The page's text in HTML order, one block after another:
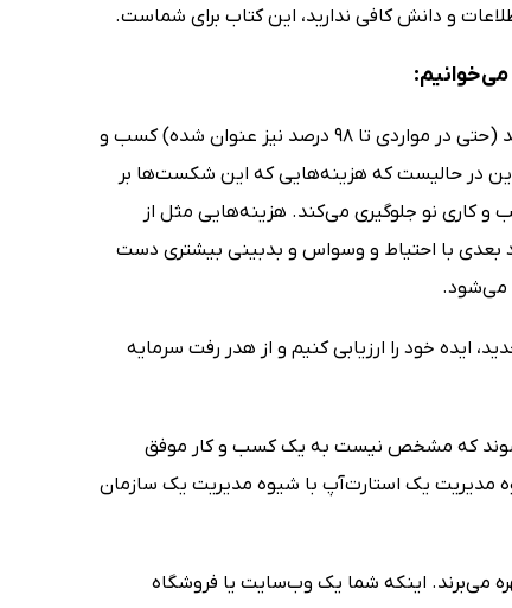
و دانش کافی ندارید، این کتاب برای شماست.
در اکثر تحقیقاتی که در خصوص استارت‌آپ‌ها صورت گرفته عموماً بین 70 تا 90 درصد (حتی در مواردی تا 98 درصد نیز عنوان شده) کسب و
شکست می‌خورند و این در حالیست که هزینه‌هایی که این شکست‌ها بر
و کاری نو جلوگیری می‌کند. هزینه‌هایی مثل از
بعدی با احتیاط و وسواس و بدبینی بیشتری دست
می‌شود.
ایده خود را ارزیابی کنیم و از هدر رفت سرمایه
که مشخص نیست به یک کسب و کار موفق
مدیریت یک استارت‌آپ با شیوه مدیریت یک سازمان
می‌برند. اینکه شما یک وب‌سایت یا فروشگاه